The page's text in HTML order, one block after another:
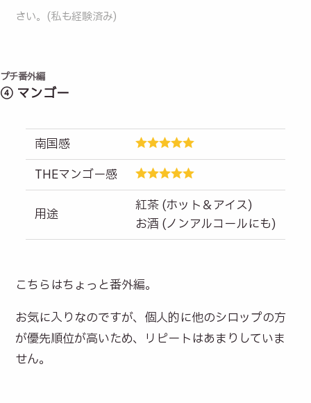
さい。(私も経験済み)
プチ番外編
④ マンゴー
南国感
THEマンゴー感
用途
紅茶 (ホット＆アイス)
お酒 (ノンアルコールにも)
こちらはちょっと番外編。
お気に入りなのですが、個人的に他のシロップの方
が優先順位が高いため、リピートはあまりしていま
せん。